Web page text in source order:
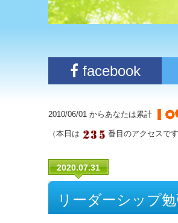
facebook
2010/06/01 からあなたは累計
（本日は 番目のアクセスで
2020.07.31
リーダーシップ